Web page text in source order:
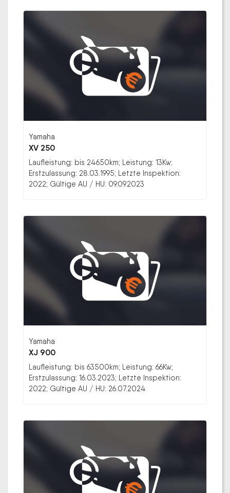
Yamaha
XV 250
Laufleistung: bis 24650km; Leistung: 13Kw;
Erstzulassung: 28.03.1995; Letzte Inspektion:
2022; Gültige AU / HU: 09.09.2023
Yamaha
XJ 900
Laufleistung: bis 63500km; Leistung: 66Kw;
Erstzulassung: 16.03.2023; Letzte Inspektion:
2022; Gültige AU / HU: 26.07.2024